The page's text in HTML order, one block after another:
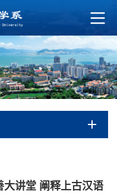
讲堂 阐释上古汉语